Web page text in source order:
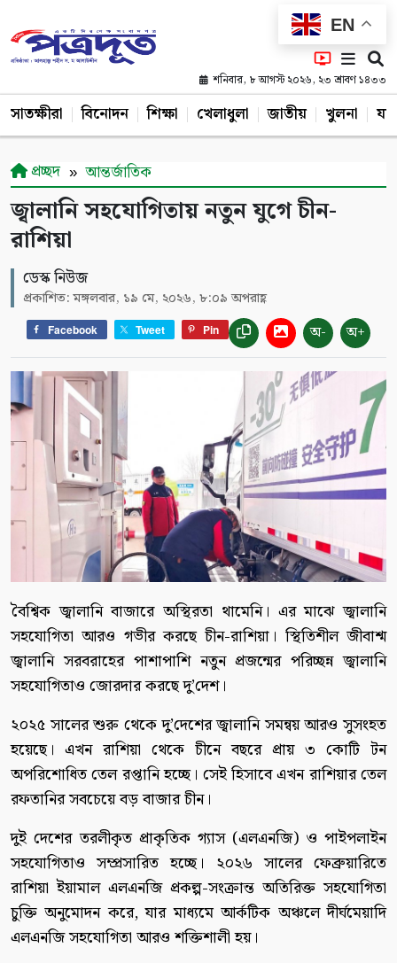
EN
শনিবার, ৮ আগস্ট ২০২৬, ২৩ শ্রাবণ ১৪৩৩
সাতক্ষীরা বিনোদন শিক্ষা খেলাধুলা জাতীয় খুলনা
প্রচ্ছদ আন্তর্জাতিক
জ্বালানি সহযোগিতায় নতুন যুগে চীন-
রাশিয়া
ডেস্ক নিউজ
প্রকাশিত: মঙ্গলবার, ১৯ মে, ২০২৬, ৮:০৯ অপরাহ্ণ
Facebook Tweet Pin অ- অ+
বৈশ্বিক জ্বালানি বাজারে অস্থিরতা থামেনি। এর মাঝে জ্বালানি
সহযোগিতা আরও গভীর করছে চীন-রাশিয়া। স্থিতিশীল জীবাশ্ম
জ্বালানি সরবরাহের পাশাপাশি নতুন প্রজন্মের পরিচ্ছন্ন জ্বালানি
সহযোগিতাও জোরদার করছে দু’দেশ।
২০২৫ সালের শুরু থেকে দু’দেশের জ্বালানি সমন্বয় আরও সুসংহত
হয়েছে। এখন রাশিয়া থেকে চীনে বছরে প্রায় ৩ কোটি টন
অপরিশোধিত তেল রপ্তানি হচ্ছে। সেই হিসাবে এখন রাশিয়ার তেল
রফতানির সবচেয়ে বড় বাজার চীন।
দুই দেশের তরলীকৃত প্রাকৃতিক গ্যাস (এলএনজি) ও পাইপলাইন
সহযোগিতাও সম্প্রসারিত হচ্ছে। ২০২৬ সালের ফেব্রুয়ারিতে
রাশিয়া ইয়ামাল এলএনজি প্রকল্প-সংক্রান্ত অতিরিক্ত সহযোগিতা
চুক্তি অনুমোদন করে, যার মাধ্যমে আর্কটিক অঞ্চলে দীর্ঘমেয়াদি
এলএনজি সহযোগিতা আরও শক্তিশালী হয়।